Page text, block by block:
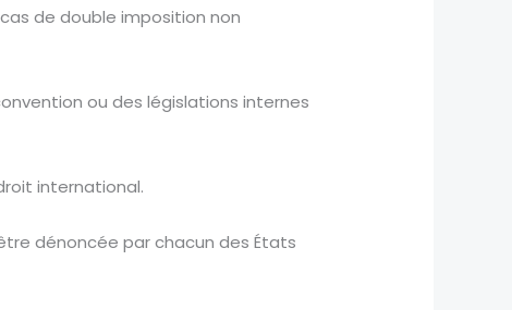
de double imposition non
ou des législations internes
international.
dénoncée par chacun des États